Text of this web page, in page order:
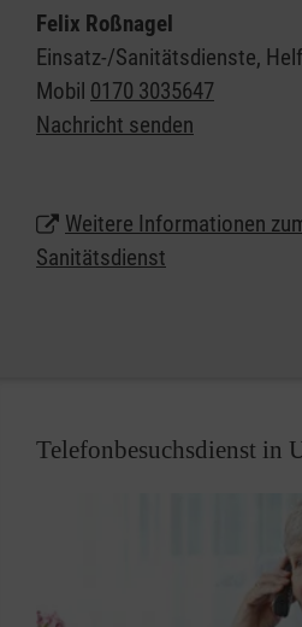
Veranstaltungen ab einer
mit einer bestimmten
qualifizierten Sanitätsdienst.
Menschen
Absicherung umsichtiger
die Notwendigkeit eines
Felix Roßnagel
Einsatz-/Sanitätsdienste,
Mobil 0170 3035647
Nachricht senden
Weitere Informationen
Sanitätsdienst
Telefonbesuchsdienst in